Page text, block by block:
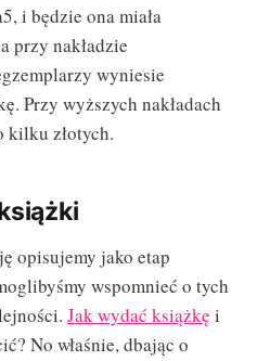
i będzie ona miała
przy nakładzie
wyniesie
Przy wyższych nakładach
kilku złotych.
opisujemy jako etap
wspomnieć o tych
Jak wydać książkę i
No właśnie, dbając o